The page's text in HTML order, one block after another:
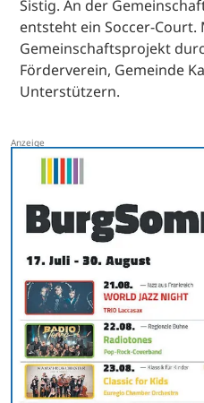
Sistig. An der
entsteht ein Soccer-Court.
Gemeinschaftsprojekt
Förderverein, Gemeinde
Unterstützern.